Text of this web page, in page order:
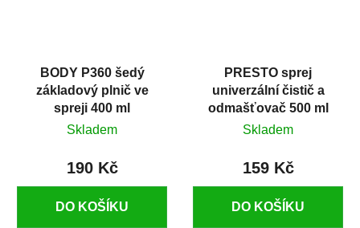
BODY P360 šedý
základový plnič ve
spreji 400 ml
Skladem
190 Kč
DO KOŠÍKU
PRESTO sprej
univerzální čistič a
odmašťovač 500 ml
Skladem
159 Kč
DO KOŠÍKU